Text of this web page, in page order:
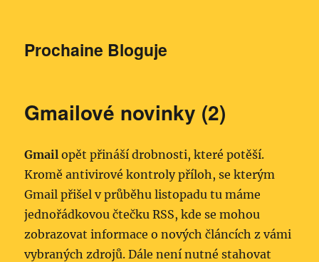
Prochaine Bloguje
Gmailové novinky (2)
Gmail opět přináší drobnosti, které potěší.
Kromě antivirové kontroly příloh, se kterým
Gmail přišel v průběhu listopadu tu máme
jednořádkovou čtečku RSS, kde se mohou
zobrazovat informace o nových článcích z vámi
vybraných zdrojů. Dále není nutné stahovat